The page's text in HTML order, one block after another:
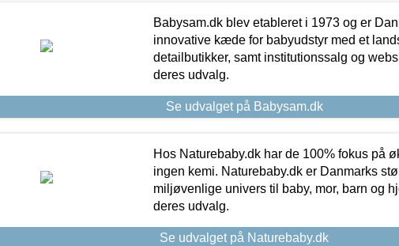
Babysam.dk blev etableret i 1973 og er
innovative kæde for babyudstyr med et
detailbutikker, samt institutionssalg og
deres udvalg.
Se udvalget på Babysam.dk
Hos Naturebaby.dk har de 100% fokus på
ingen kemi. Naturebaby.dk er Danmarks
miljøvenlige univers til baby, mor, barn og
deres udvalg.
Se udvalget på Naturebaby.dk